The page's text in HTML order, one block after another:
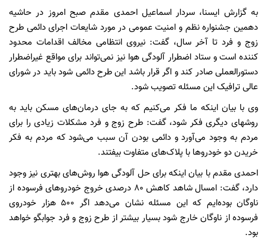
به گزارش ایسنا، سردار اسماعیل احمدی مقدم صبح امروز در حاشیه
دهمین جشنواره نظم و امنیت عمومی در مورد شایعات اجرای دائمی طرح
زوج و فرد تا آخر سال، گفت: نیروی انتظامی مخالف اقدامات محدود
کننده است و ستاد اضطرار آلودگی هوا نیز نمی‌تواند برای مواقع غیراضطرار
دستورالعملی صادر کند و اگر قرار باشد این طرح دائمی شود باید در شورای
عالی ترافیک این مسئله تصویب شود.
وی با بیان اینکه ما فکر می‌کنیم که به جای درمان‌های مسکن باید به
روشهای دیگری فکر شود، گفت: طرح زوج و فرد مشکلات زیادی را برای
مردم به وجود می‌آورد و دائمی بودن آن سبب می‌شود که مردم به فکر
خریدن دو خودروها با پلاک‌های متفاوت بیفتند.
احمدی مقدم با بیان اینکه برای حل آلودگی هوا روش‌های بهتری نیز وجود
دارد،‌ گفت: امسال شاهد کاهش 80 درصدی خروج خودروهای فرسوده از
ناوگان بوده‌ایم که این مسئله نشان می‌دهد اگر 500 هزار خودروی
فرسوده از ناوگان خارج شود بسیار بیشتر از طرح زوج و فرد جوابگو خواهد
بود.